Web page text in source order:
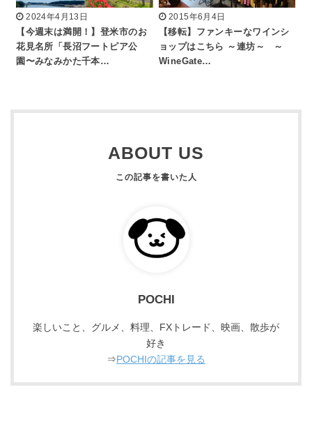
2024年4月13日
【今週末は満開！】登米市のお
花見名所「長沼フートピア公
園〜みなみかた千本…
2015年6月4日
【移転】ファンキーなワインシ
ョップはこちら ～連坊～ ～
WineGate…
ABOUT US
POCHI
楽しいこと、グルメ、料理、FXトレード、映画、散歩が
好き
⇒POCHIの記事を見る